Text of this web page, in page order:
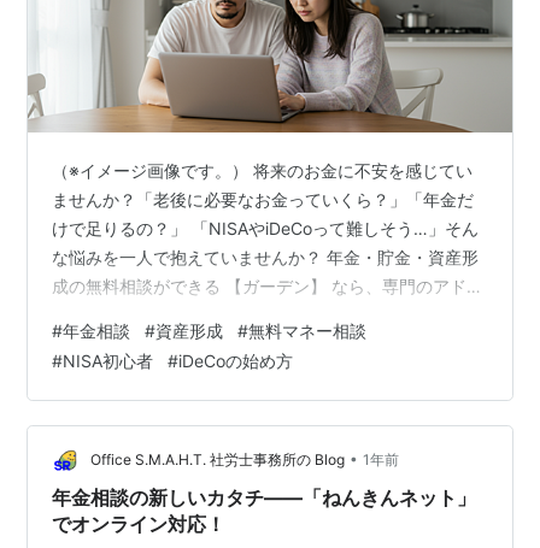
（※イメージ画像です。） 将来のお金に不安を感じてい
ませんか？「老後に必要なお金っていくら？」「年金だ
けで足りるの？」 「NISAやiDeCoって難しそう…」そん
な悩みを一人で抱えていませんか？ 年金・貯金・資産形
成の無料相談ができる 【ガーデン】 なら、専門のアドバ
この記事には一部広告と宣伝が含まれます。）] 【ガーデ
ン】とは？ こんな方におすすめ！活用事例もご紹介 こん
な悩みをお持ちの方にぴったり！ まとめ：お金の不安は
プロに相談して解決！ 【免責事項】 ▼相談は無料！まず
はこちらから▼ガーデン 【ガーデン】とは？ 【ガーデ
ン】は、年金・…
#年金相談 #資産形成 #無料マネー相談
#NISA初心者 #iDeCoの始め方
Office S.M.A.H.T. 社労士事務所の Blog • 1年前
年金相談の新しいカタチ――「ねんきんネット」
でオンライン対応！